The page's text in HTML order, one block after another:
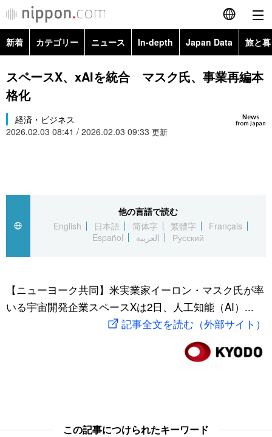
English
简体字
Русский
カテゴリー
国際
社会
文化
アーカイブ
Japan Data
旅と暮らし
動画/Live
Images
新着 カテゴリー ニュース In-depth Japan Data 旅と
政治・外交
経済・ビジネス
国際・海外
文化
科学・技術
暮らし
スポーツ・東京2020
Topics
スペースX、xAIを統合 マスク氏、事業再編本
格化
News
from Japan
経済・ビジネス
2026.02.03 08:41 / 2026.02.03 09:33 更新
他の言語で読む
English
日本語 简体字 繁體字
Français
Español
العربية Русский
【ニューヨーク共同】米実業家イーロン・マスク氏が率
いる宇宙開発企業スペースXは2日、人工知能（AI）...
記事全文を読む（外部サイト）
この記事につけられたキーワード